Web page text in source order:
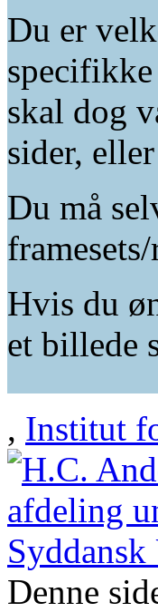
Du er
skal dog
sider,
Du må
Hvis du
et billede
, Institut
Denne